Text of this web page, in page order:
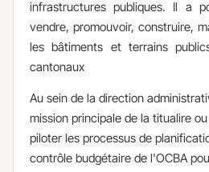
infrastructures publiques. Il a
vendre, promouvoir, construire,
les bâtiments et terrains
cantonaux
Au sein de la direction
mission principale de la titualire
piloter les processus de
contrôle budgétaire de l'OCBA